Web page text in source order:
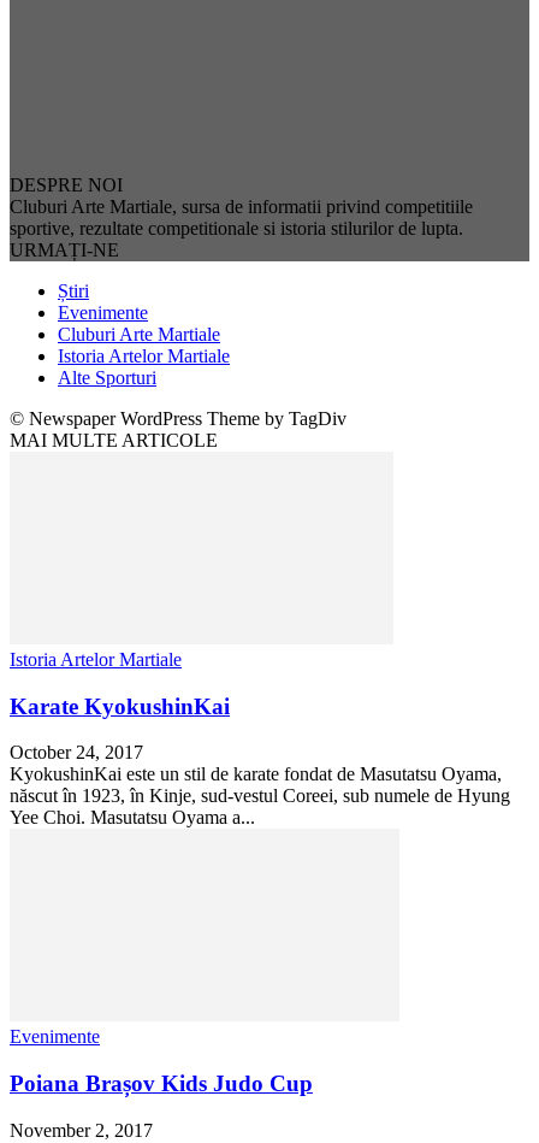
DESPRE NOI
Cluburi Arte Martiale, sursa de informatii privind competitiile
sportive, rezultate competitionale si istoria stilurilor de lupta.
URMAȚI-NE
Știri
Evenimente
Cluburi Arte Martiale
Istoria Artelor Martiale
Alte Sporturi
© Newspaper WordPress Theme by TagDiv
MAI MULTE ARTICOLE
Istoria Artelor Martiale
Karate KyokushinKai
October 24, 2017
KyokushinKai este un stil de karate fondat de Masutatsu Oyama,
născut în 1923, în Kinje, sud-vestul Coreei, sub numele de Hyung
Yee Choi. Masutatsu Oyama a...
Evenimente
Poiana Brașov Kids Judo Cup
November 2, 2017